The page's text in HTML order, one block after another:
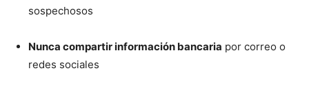
sospechosos
Nunca compartir información bancaria por correo o
redes sociales